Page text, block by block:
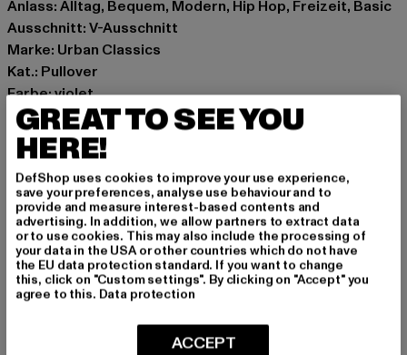
Anlass: Alltag, Bequem, Modern, Hip Hop, Freizeit, Basic
Ausschnitt: V-Ausschnitt
Marke: Urban Classics
Kat.: Pullover
Farbe: violet
Hersteller Farbe: realviolet
Materialzusammensetzung: 80% Baumwolle, 20%
Polyester
Art.Nr: TB6090-03770
Hersteller: TB International GmbH |info@tbint.de
Dr.-Robert-Murjahn-Straße 7 | 64372 Ober-Ramstadt |
DE
GRÖSSE & PASSFORM
GREAT TO SEE YOU
HERE!
DefShop uses cookies to improve your use experience,
save your preferences, analyse use behaviour and to
provide and measure interest-based contents and
advertising. In addition, we allow partners to extract data
or to use cookies. This may also include the processing of
your data in the USA or other countries which do not have
the EU data protection standard. If you want to change
this, click on "Custom settings". By clicking on "Accept" you
agree to this. Data protection
ACCEPT